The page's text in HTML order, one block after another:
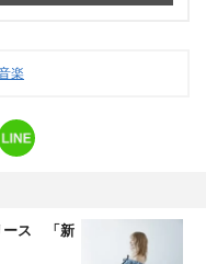
楽
ース 「新